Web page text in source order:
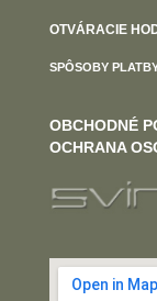
OTVÁRACIE
SPÔSOBY
OBCHODNÉ
OCHRANA